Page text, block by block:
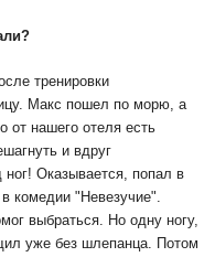
тренировки
Макс пошел по морю, а
от нашего отеля есть
и вдруг
ног! Оказывается, попал в
комедии "Невезучие".
выбраться. Но одну ногу,
уже без шлепанца. Потом